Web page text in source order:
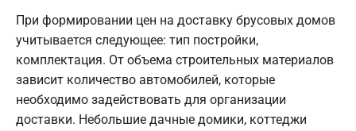
При формировании цен на доставку брусовых домов
учитывается следующее: тип постройки,
комплектация. От объема строительных материалов
зависит количество автомобилей, которые
необходимо задействовать для организации
доставки. Небольшие дачные домики, коттеджи